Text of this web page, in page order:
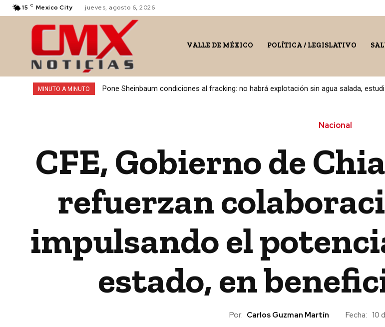
15 C Mexico City jueves, agosto 6, 2026
VALLE DE MÉXICO POLÍTICA / LEGISLATIVO
MINUTO A MINUTO Pone Sheinbaum condiciones al fracking: no habrá explotación sin agua salada,
Desmantelan gasolinera clandestina en Atitalaquia, Hidalgo
Nacional
CFE, Gobierno de
refuerzan
impulsando el
estado, en
Por: Carlos Guzman Martín Fecha: 10